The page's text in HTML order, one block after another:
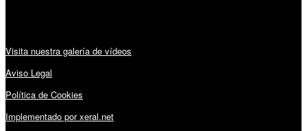
Visita nuestra galería de vídeos
Aviso Legal
Política de Cookies
Implementado por xeral.net